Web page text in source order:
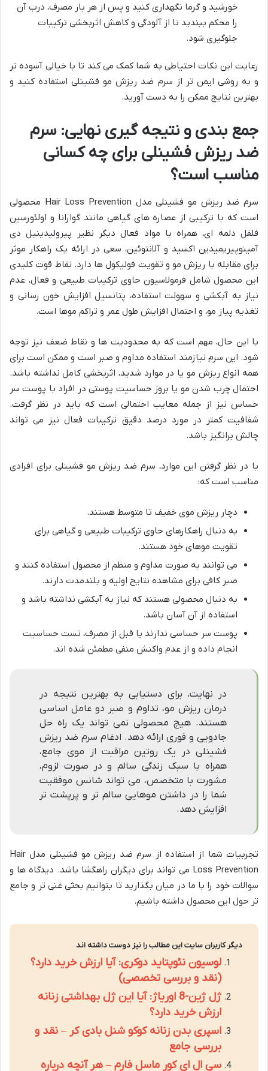
خورشید و گرما نگهداری کنید و پس از هر بار مصرف، درب آن
را محکم ببندید تا از آلودگی و کاهش اثربخشی ترکیبات
جلوگیری شود.
رعایت این نکات احتیاطی به شما کمک می کند تا با خیالی آسوده تر
و به روشی ایمن تر از سرم ضد ریزش مو فشینلی استفاده کنید و
بهترین نتایج ممکن را به دست آورید.
جمع بندی و نتیجه گیری نهایی: سرم
ضد ریزش فشینلی برای چه کسانی
مناسب است؟
سرم ضد ریزش مو فشینلی مدل Hair Loss Prevention محصولی
است که با ترکیبی از عصاره های گیاهی مانند گوارانا و اولئورسین
فلفل دلمه ای، همراه با مواد فعال دیگر نظیر پیرولیدینیل دی
آمینوپیریمیدین اکسید و آلانتوئین، سعی در ارائه یک راهکار موثر
برای مقابله با ریزش مو و تقویت فولیکول ها دارد. نقاط قوت کلیدی
این محصول شامل فرمولاسیون حاوی ترکیبات طبیعی و فعال، عدم
نیاز به آبکشی و سهولت استفاده، پتانسیل افزایش خون رسانی و
تغذیه پیاز مو، و احتمال افزایش طول عمر و تراکم موها است.
با این حال، مهم است که به محدودیت ها و نقاط ضعف نیز توجه
شود. این سرم نیازمند استفاده مداوم و صبر است و ممکن است برای
همه انواع ریزش مو یا در موارد شدید، اثربخشی کامل نداشته باشد.
احتمال چرب شدن مو یا بروز حساسیت پوستی در افراد با پوست سر
حساس نیز از جمله معایب احتمالی است که باید در نظر گرفت.
شفافیت کمتر در مورد درصد دقیق ترکیبات فعال نیز می تواند
چالش برانگیز باشد.
با در نظر گرفتن این موارد، سرم ضد ریزش مو فشینلی برای افرادی
مناسب است که:
دچار ریزش موی خفیف تا متوسط هستند.
به دنبال راهکارهای حاوی ترکیبات طبیعی و گیاهی برای
تقویت موهای خود هستند.
می توانند به صورت مداوم و منظم از محصول استفاده کنند و
صبر کافی برای مشاهده نتایج اولیه و بلندمدت دارند.
به دنبال محصولی هستند که نیاز به آبکشی نداشته باشد و
استفاده از آن آسان باشد.
پوست سر حساسی ندارند یا قبل از مصرف، تست حساسیت
انجام داده و از عدم واکنش منفی مطمئن شده اند.
در نهایت، برای دستیابی به بهترین نتیجه در
درمان ریزش مو، تداوم و صبر دو عامل اساسی
هستند. هیچ محصولی نمی تواند یک راه حل
جادویی و فوری ارائه دهد. ادغام سرم ضد ریزش
فشینلی در یک روتین مراقبت از موی جامع،
همراه با سبک زندگی سالم و در صورت لزوم،
مشورت با متخصص، می تواند شانس موفقیت
شما را در داشتن موهایی سالم تر و پرپشت تر
افزایش دهد.
تجربیات شما از استفاده از سرم ضد ریزش مو فشینلی مدل Hair
Loss Prevention می تواند برای دیگران راهگشا باشد. دیدگاه ها و
سوالات خود را با ما در میان بگذارید تا بتوانیم بحثی غنی تر و جامع
تر حول این محصول داشته باشیم.
دیگر کاربران سایت این مطالب را نیز دوست داشته اند
لوسیون نئوپتاید دوکری: آیا ارزش خرید دارد؟
(نقد و بررسی تخصصی)
ژل ژین-8 اوریاژ: آیا این ژل بهداشتی زنانه
ارزش خرید دارد؟
اسپری بدن زنانه کوکو شنل بادی کر – نقد و
بررسی جامع
سی ال ای کور ماسل فارم – هر آنچه درباره